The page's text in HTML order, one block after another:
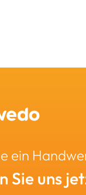
ein
Sie uns